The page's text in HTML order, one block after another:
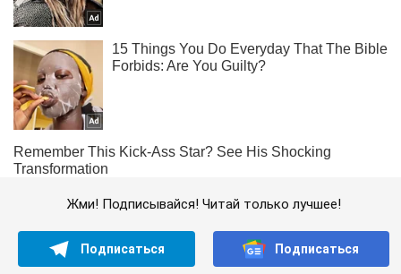
Жми! Подписывайся! Читай только лучшее!
Подписаться Подписаться